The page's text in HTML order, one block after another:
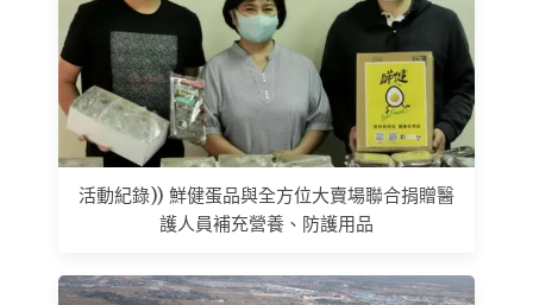
活動紀錄)) 鮮健蛋品與全方位大賣場聯合捐贈醫
護人員補充營養、防護用品